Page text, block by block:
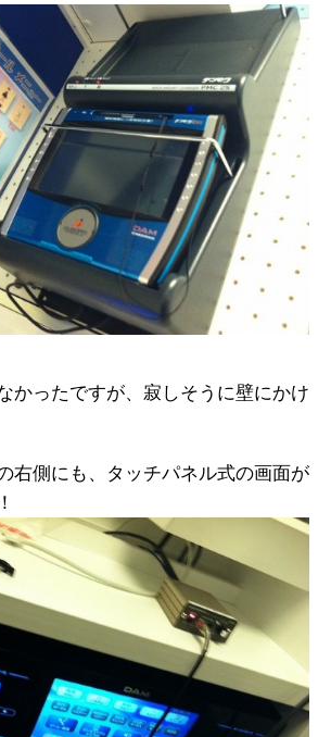
かったですが、寂しそうに壁にかけ
右側にも、タッチパネル式の画面が